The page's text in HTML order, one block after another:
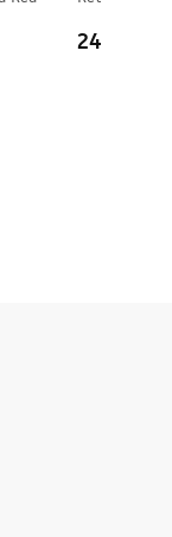
243,00 €